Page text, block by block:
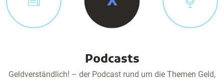
Podcasts
Geldverständlich! – der Podcast rund um die Themen Geld,